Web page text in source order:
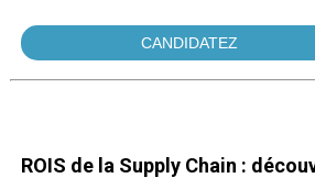
CANDIDATEZ
ROIS de la Supply Chain :